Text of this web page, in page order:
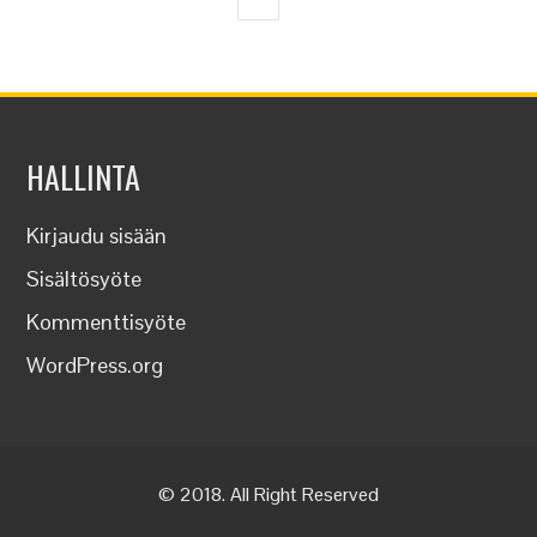
HALLINTA
Kirjaudu sisään
Sisältösyöte
Kommenttisyöte
WordPress.org
© 2018. All Right Reserved